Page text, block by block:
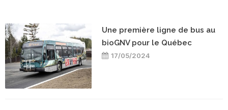
Une première ligne de bus au
bioGNV pour le Québec
17/05/2024